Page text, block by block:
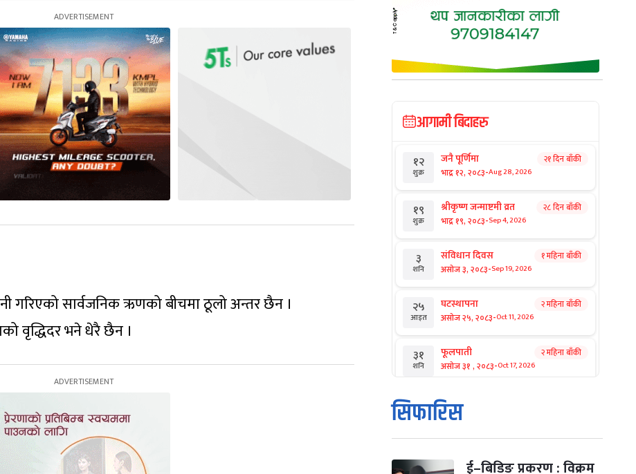
गरिएको सार्वजनिक ऋणको बीचमा ठूलो अन्तर छैन ।
वृद्धिदर भने धेरै छैन ।
आगामी बिदाहरु
१२
शुक्र
जनै पूर्णिमा
भाद्र १२, २०८३-Aug 28, 2026
२१ दिन बाँकी
१९
शुक्र
श्रीकृष्ण जन्माष्टमी व्रत
भाद्र १९, २०८३-Sep 4, 2026
२८ दिन बाँकी
३
शनि
संविधान दिवस
असोज ३, २०८३-Sep 19, 2026
१ महिना बाँकी
२५
आइत
घटस्थापना
असोज २५, २०८३-Oct 11, 2026
२ महिना बाँकी
३१
शनि
फूलपाती
असोज ३१ , २०८३-Oct 17, 2026
२ महिना बाँकी
१
आइत
कार्तिक सङ्क्रान्ति
कार्तिक १, २०८३
मंगल कार्तिक ३, २०८३-Oct 20, 2026
सिफारिस
ई–बिडिङ प्रकरण : विक्रम